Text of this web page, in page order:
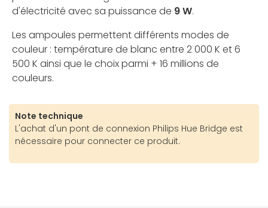
d'électricité avec sa puissance de 9 W.
Les ampoules permettent différents modes de
couleur : température de blanc entre 2 000 K et 6
500 K ainsi que le choix parmi + 16 millions de
couleurs.
Note technique
L'achat d'un pont de connexion Philips Hue Bridge est
nécessaire pour connecter ce produit.